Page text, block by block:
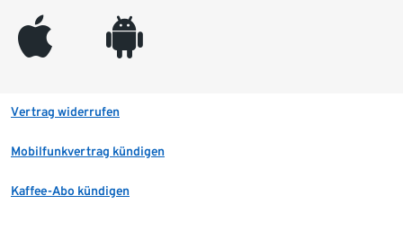
appleinc android
Vertrag widerrufen
Mobilfunkvertrag kündigen
Kaffee-Abo kündigen